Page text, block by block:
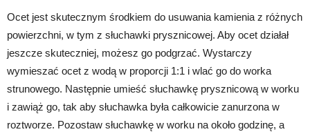
Ocet jest skutecznym środkiem do usuwania kamienia z różnych
powierzchni, w tym z słuchawki prysznicowej. Aby ocet działał
jeszcze skuteczniej, możesz go podgrzać. Wystarczy
wymieszać ocet z wodą w proporcji 1:1 i wlać go do worka
strunowego. Następnie umieść słuchawkę prysznicową w worku
i zawiąż go, tak aby słuchawka była całkowicie zanurzona w
roztworze. Pozostaw słuchawkę w worku na około godzinę, a